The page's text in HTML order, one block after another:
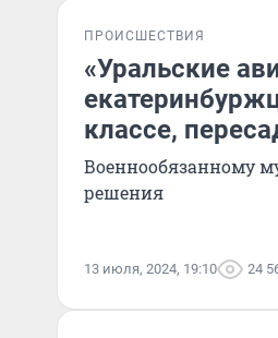
ПРОИСШЕСТВИЯ
«Уральские
классе,
Военнообязанному
решения
13 июля, 2024, 19:10 24